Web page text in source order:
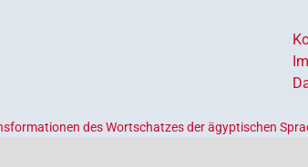
des Wortschatzes der ägyptischen